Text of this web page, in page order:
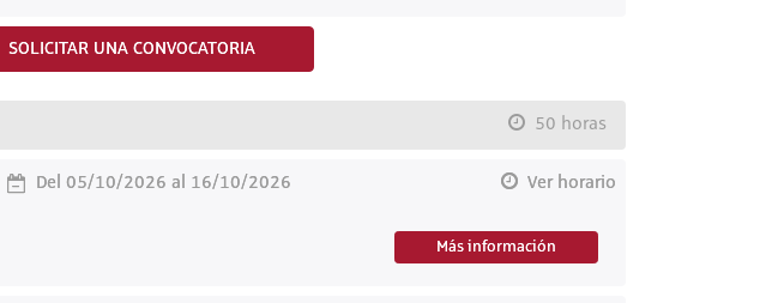
SOLICITAR UNA CONVOCATORIA
50 horas
Del 05/10/2026 al 16/10/2026 Ver horario
Más información